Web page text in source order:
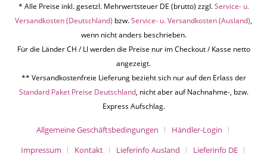
* Alle Preise inkl. gesetzl. Mehrwertsteuer DE (brutto) zzgl.Service- u.
Versandkosten (Deutschland) bzw.Service- u. Versandkosten (Ausland),
wenn nicht anders beschrieben.
Für die Länder CH / LI werden die Preise nur im Checkout / Kasse netto
angezeigt.
** Versandkostenfreie Lieferung bezieht sich nur auf den Erlass der
Standard Paket Preise Deutschland, nicht aber auf Nachnahme-, bzw.
Express Aufschlag.
Allgemeine Geschäftsbedingungen
Händler-Login
Impressum
Kontakt Lieferinfo Ausland
Lieferinfo DE